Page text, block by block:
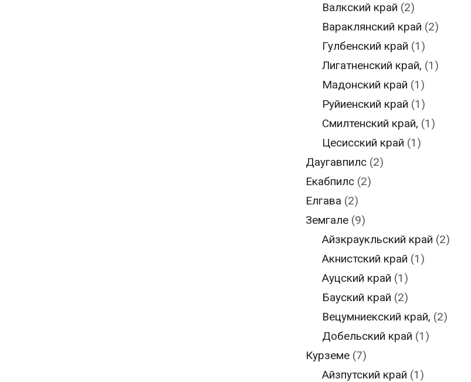
Валкский край (2)
Вараклянский край (2)
Гулбенский край (1)
Лигатненский край, (1)
Мадонский край (1)
Руйиенский край (1)
Смилтенский край, (1)
Цесисский край (1)
Даугавпилс(2)
Екабпилс(2)
Елгава (2)
Земгале(9)
Айзкраукльский край (2)
Акнистский край (1)
Ауцский край (1)
Бауский край (2)
Вецумниекский край, (2)
Добельский край (1)
Курземе(7)
Айзпутский край (1)